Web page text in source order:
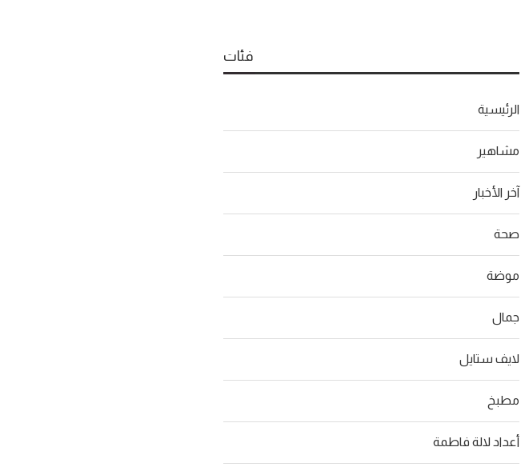
فئات
الرئيسية
مشاهير
آخر الأخبار
صحة
موضة
جمال
لايف ستايل
مطبخ
أعداد لالة فاطمة